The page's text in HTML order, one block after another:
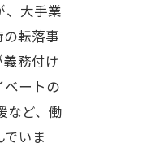
、大手業
転落事
務付け
ートの
など、働
いま